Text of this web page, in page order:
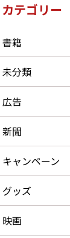
カテゴリー
書籍
未分類
広告
新聞
キャンペーン
グッズ
映画